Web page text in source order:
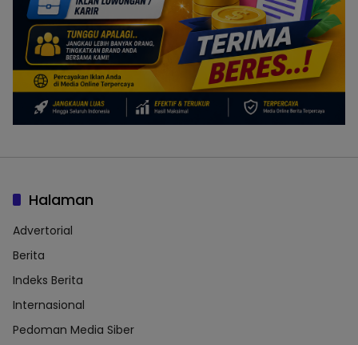
Halaman
Advertorial
Berita
Indeks Berita
Internasional
Pedoman Media Siber